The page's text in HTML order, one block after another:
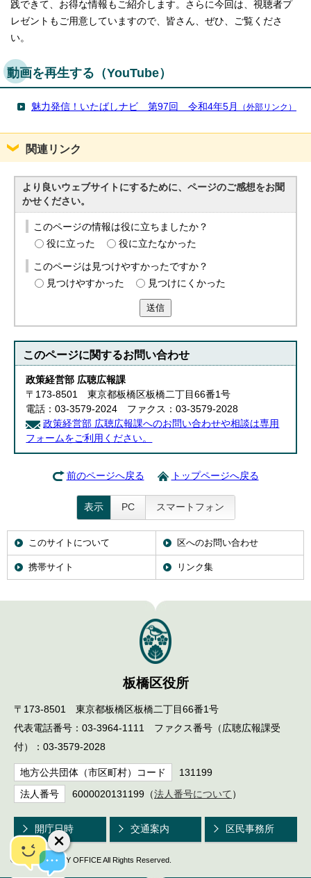
践できて、お得な情報もご紹介します。さらに今回は、視聴者プ
レゼントもご用意していますので、皆さん、ぜひ、ご覧くださ
い。
動画を再生する（YouTube）
魅力発信！いたばしナビ 第97回 令和4年5月 （外部リンク）
関連リンク
より良いウェブサイトにするために、ページのご感想をお聞
かせください。
このページの情報は役に立ちましたか？
役に立った
役に立たなかった
このページは見つけやすかったですか？
見つけやすかった
見つけにくかった
送信
このページに関するお問い合わせ
政策経営部 広聴広報課
〒173-8501 東京都板橋区板橋二丁目66番1号
電話：03-3579-2024 ファクス：03-3579-2028
政策経営部 広聴広報課へのお問い合わせや相談は専用
フォームをご利用ください。
前のページへ戻る トップページへ戻る
表示 PC スマートフォン
このサイトについて 区へのお問い合わせ
携帯サイト リンク集
板橋区役所
〒173-8501 東京都板橋区板橋二丁目66番1号
代表電話番号：03-3964-1111 ファクス番号（広聴広報課受
付）：03-3579-2028
地方公共団体（市区町村）コード 131199
法人番号 6000020131199（法人番号について ）
開庁日時 交通案内 区民事務所
© ITABASHI CITY OFFICE All Rights Reserved.